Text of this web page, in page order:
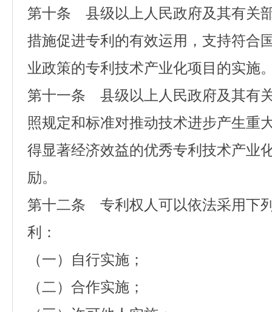
第十条 县级以上人民政府及其有关
措施促进专利的有效运用，支持符合
业政策的专利技术产业化项目的实施
第十一条 县级以上人民政府及其有
照规定和标准对推动技术进步产生重
得显著经济效益的优秀专利技术产业
励。
第十二条 专利权人可以依法采用下
利：
（一）自行实施；
（二）合作实施；